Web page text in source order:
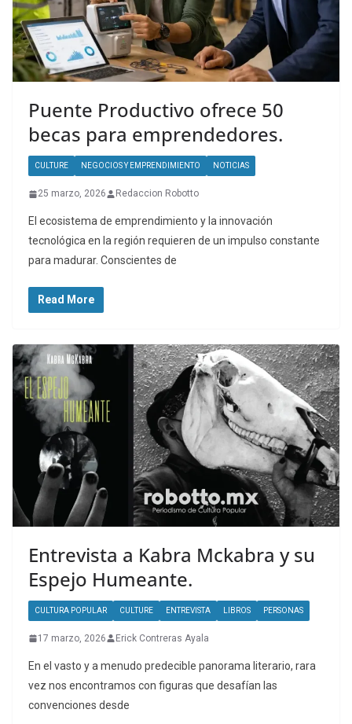
Puente Productivo ofrece 50
becas para emprendedores.
CULTURE NEGOCIOS Y EMPRENDIMIENTO NOTICIAS
25 marzo, 2026 Redaccion Robotto
El ecosistema de emprendimiento y la innovación
tecnológica en la región requieren de un impulso constante
para madurar. Conscientes de
Read More
Entrevista a Kabra Mckabra y su
Espejo Humeante.
CULTURA POPULAR CULTURE ENTREVISTA LIBROS PERSONAS
17 marzo, 2026 Erick Contreras Ayala
En el vasto y a menudo predecible panorama literario, rara
vez nos encontramos con figuras que desafían las
convenciones desde